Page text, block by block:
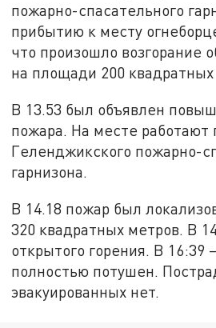
пожарно-спасательного
прибытию к месту
что произошло возгорание
на площади 200
В 13.53 был объявлен
пожара. На месте работают
Геленджикского пожарно-
гарнизона.
В 14.18 пожар был
320 квадратных метров. В
открытого горения. В 16:39
полностью потушен.
эвакуированных нет.